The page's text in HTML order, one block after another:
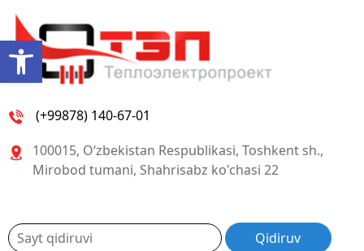
Open toolbar
(+99878) 140-67-01
100015, O‘zbekistan Respublikasi, Toshkent sh.,
Mirobod tumani, Shahrisabz ko'chasi 22